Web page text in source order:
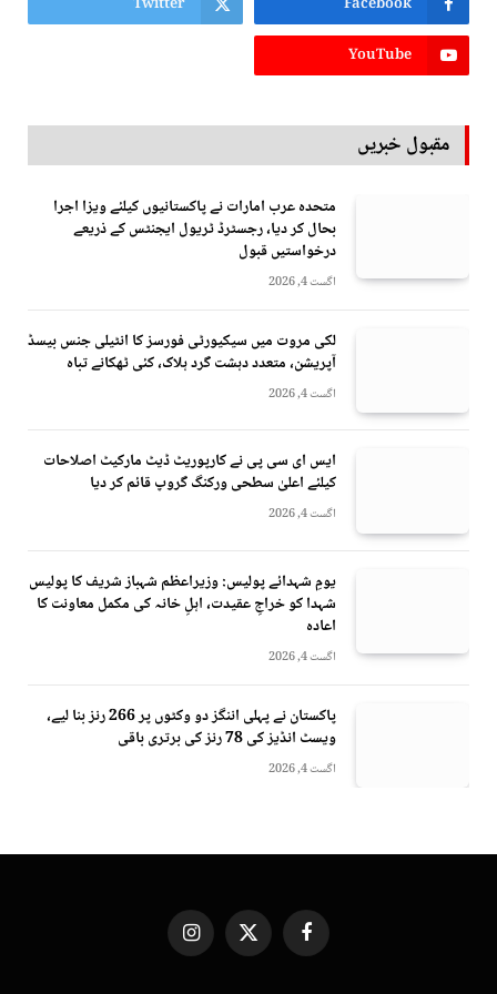
YouTube
مقبول خبریں
متحدہ عرب امارات نے پاکستانیوں کیلئے ویزا اجرا
بحال کر دیا، رجسٹرڈ ٹریول ایجنٹس کے ذریعے
درخواستیں قبول
اگست 4, 2026
لکی مروت میں سیکیورٹی فورسز کا انٹیلی جنس بیسڈ
آپریشن، متعدد دہشت گرد ہلاک، کئی ٹھکانے تباہ
اگست 4, 2026
ایس ای سی پی نے کارپوریٹ ڈیٹ مارکیٹ اصلاحات
کیلئے اعلیٰ سطحی ورکنگ گروپ قائم کر دیا
اگست 4, 2026
یومِ شہدائے پولیس: وزیراعظم شہباز شریف کا پولیس
شہدا کو خراجِ عقیدت، اہلِ خانہ کی مکمل معاونت کا
اعادہ
اگست 4, 2026
پاکستان نے پہلی اننگز دو وکٹوں پر 266 رنز بنا لیے،
ویسٹ انڈیز کی 78 رنز کی برتری باقی
اگست 4, 2026
Facebook
X
(Twitter)
Instagram